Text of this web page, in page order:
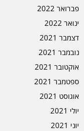
פברואר 2022
ינואר 2022
דצמבר 2021
נובמבר 2021
אוקטובר 2021
ספטמבר 2021
אוגוסט 2021
יולי 2021
יוני 2021